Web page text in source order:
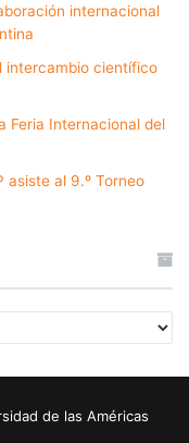
internacional
intercambio científico
Feria Internacional del
asiste al 9.º Torneo
de las Américas